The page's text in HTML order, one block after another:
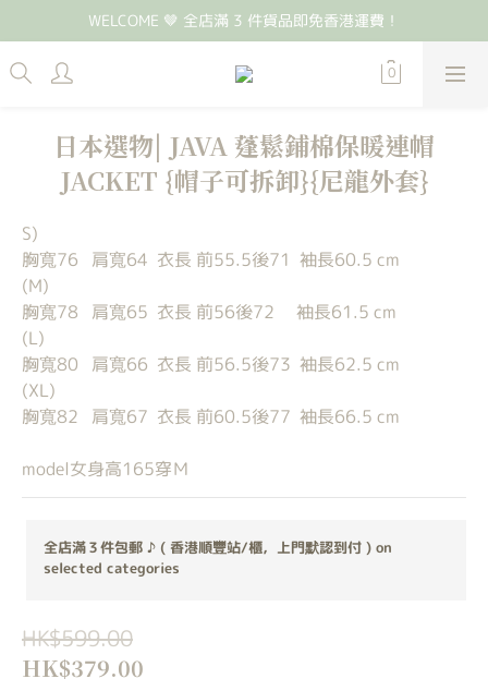
WELCOME 🤎 全店滿 3 件貨品即免香港運費！
日本選物| JAVA 蓬鬆鋪棉保暖連帽
JACKET {帽子可拆卸}{尼龍外套}
S)
胸寬76   肩寬64  衣長 前55.5後71  袖長60.5 cm
(M)
胸寬78   肩寬65  衣長 前56後72     袖長61.5 cm
(L)
胸寬80   肩寬66  衣長 前56.5後73  袖長62.5 cm
(XL)
胸寬82   肩寬67  衣長 前60.5後77  袖長66.5 cm
model女身高165穿Ｍ
全店滿３件包郵 ♪ ( 香港順豐站/櫃，上門默認到付 ) on
selected categories
HK$599.00
HK$379.00